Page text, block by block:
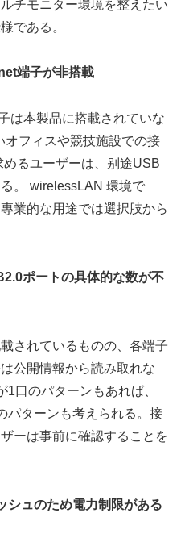
チモニター環境を整えたい
である。
端子が非搭載
は本製品に搭載されていな
フィスや競技施設での接
るユーザーは、别途USB
。 wirelessLAN 環境で
業的な用途では選択肢から
ポートの具体的な数が不
されているものの、各端子
公開情報から読み取れな
口のパターンもあれば、
パターンも考えられる。接
ーは事前に確認することを
シュのため電力制限がある